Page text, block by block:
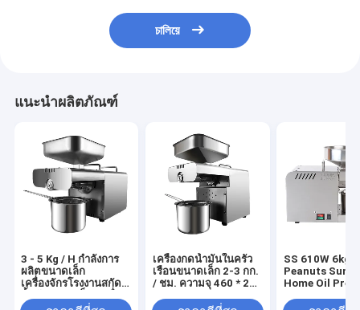
চালিয়ে
แนะนำผลิตภัณฑ์
3 - 5 Kg / H กำลังการ
ผลิตขนาดเล็ก
เครื่องจักรโรงงานสกัด
Expeller น้ำมันขนาด
เครื่องกดน้ำมันในครัว
เรือนขนาดเล็ก 2-3 กก.
/ ชม. ความจุ 460 * 260
SS 610W 6kg /
Peanuts
Home Oil